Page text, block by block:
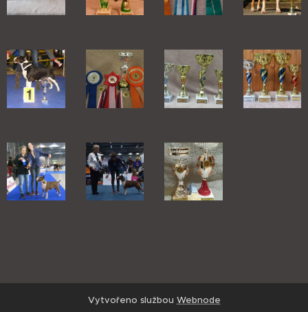
Vytvořeno službou Webnode